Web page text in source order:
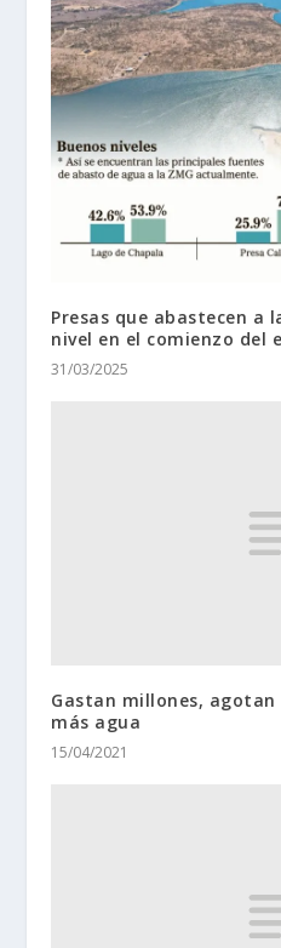
Presas que abastecen a
nivel en el comienzo del
31/03/2025
Gastan millones,
más agua
15/04/2021